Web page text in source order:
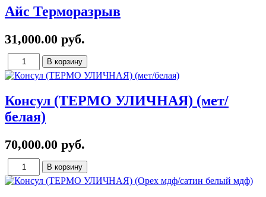
Айс Терморазрыв
31,000.00 руб.
Консул (ТЕРМО УЛИЧНАЯ) (мет/
белая)
70,000.00 руб.